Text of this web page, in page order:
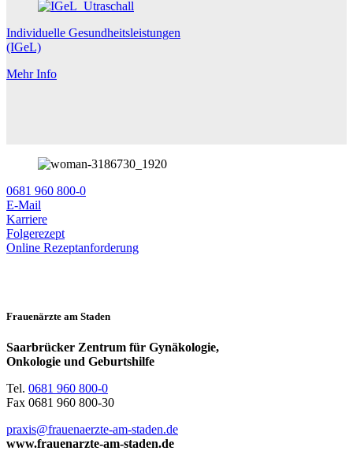
Individuelle Gesundheitsleistungen
(IGeL)
Mehr Info
0681 960 800-0
E-Mail
Karriere
Folgerezept
Online Rezeptanforderung
Frauenärzte am Staden
Saarbrücker Zentrum für Gynäkologie,
Onkologie und Geburtshilfe
Tel. 0681 960 800-0
Fax 0681 960 800-30
praxis@frauenaerzte-am-staden.de
www.frauenarzte-am-staden.de